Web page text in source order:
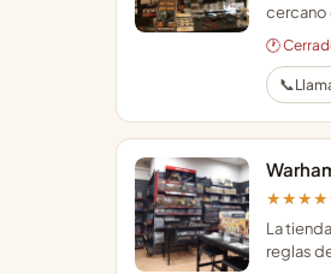
cercano
🕐
📞
La
reglas